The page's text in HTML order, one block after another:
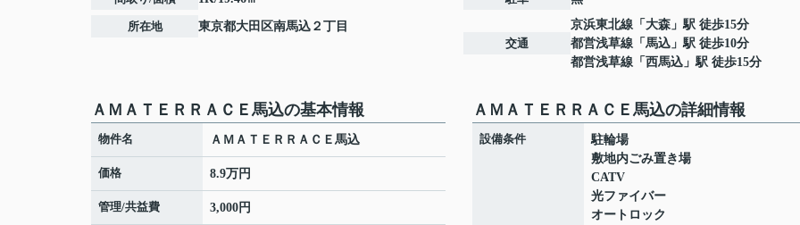
所在地 東京都大田区南馬込 ２丁目
交通
京浜東北線 「 大森 」駅 徒歩15分
都営浅草線 「 馬込 」駅 徒歩10分
都営浅草線 「 西馬込 」駅 徒歩15分
ＡＭＡＴＥＲＲＡＣＥ馬込の基本情報
物件名 ＡＭＡＴＥＲＲＡＣＥ馬込
価格 8.9万円
管理/共益費 3,000円
ＡＭＡＴＥＲＲＡＣＥ馬込の詳細情報
設備条件
駐輪場
敷地内ごみ置き場
CATV
光ファイバー
オートロック